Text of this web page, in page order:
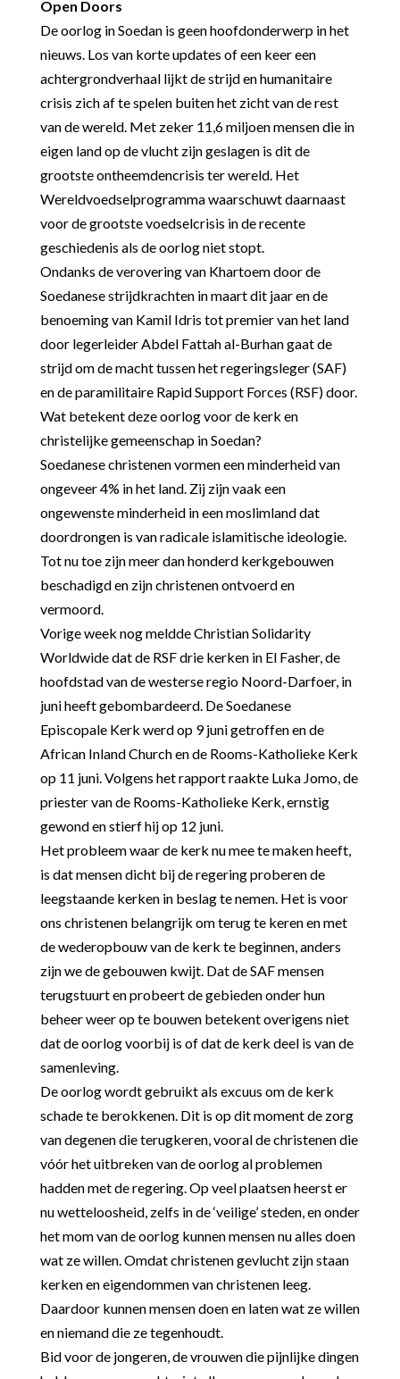
Open Doors
De oorlog in Soedan is geen hoofdonderwerp in het
nieuws. Los van korte updates of een keer een
achtergrondverhaal lijkt de strijd en humanitaire
crisis zich af te spelen buiten het zicht van de rest
van de wereld. Met zeker 11,6 miljoen mensen die in
eigen land op de vlucht zijn geslagen is dit de
grootste ontheemdencrisis ter wereld. Het
Wereldvoedselprogramma waarschuwt daarnaast
voor de grootste voedselcrisis in de recente
geschiedenis als de oorlog niet stopt.
Ondanks de verovering van Khartoem door de
Soedanese strijdkrachten in maart dit jaar en de
benoeming van Kamil Idris tot premier van het land
door legerleider Abdel Fattah al-Burhan gaat de
strijd om de macht tussen het regeringsleger (SAF)
en de paramilitaire Rapid Support Forces (RSF) door.
Wat betekent deze oorlog voor de kerk en
christelijke gemeenschap in Soedan?
Soedanese christenen vormen een minderheid van
ongeveer 4% in het land. Zij zijn vaak een
ongewenste minderheid in een moslimland dat
doordrongen is van radicale islamitische ideologie.
Tot nu toe zijn meer dan honderd kerkgebouwen
beschadigd en zijn christenen ontvoerd en
vermoord.
Vorige week nog meldde Christian Solidarity
Worldwide dat de RSF drie kerken in El Fasher, de
hoofdstad van de westerse regio Noord-Darfoer, in
juni heeft gebombardeerd. De Soedanese
Episcopale Kerk werd op 9 juni getroffen en de
African Inland Church en de Rooms-Katholieke Kerk
op 11 juni. Volgens het rapport raakte Luka Jomo, de
priester van de Rooms-Katholieke Kerk, ernstig
gewond en stierf hij op 12 juni.
Het probleem waar de kerk nu mee te maken heeft,
is dat mensen dicht bij de regering proberen de
leegstaande kerken in beslag te nemen. Het is voor
ons christenen belangrijk om terug te keren en met
de wederopbouw van de kerk te beginnen, anders
zijn we de gebouwen kwijt. Dat de SAF mensen
terugstuurt en probeert de gebieden onder hun
beheer weer op te bouwen betekent overigens niet
dat de oorlog voorbij is of dat de kerk deel is van de
samenleving.
De oorlog wordt gebruikt als excuus om de kerk
schade te berokkenen. Dit is op dit moment de zorg
van degenen die terugkeren, vooral de christenen die
vóór het uitbreken van de oorlog al problemen
hadden met de regering. Op veel plaatsen heerst er
nu wetteloosheid, zelfs in de ‘veilige’ steden, en onder
het mom van de oorlog kunnen mensen nu alles doen
wat ze willen. Omdat christenen gevlucht zijn staan
kerken en eigendommen van christenen leeg.
Daardoor kunnen mensen doen en laten wat ze willen
en niemand die ze tegenhoudt.
Bid voor de jongeren, de vrouwen die pijnlijke dingen